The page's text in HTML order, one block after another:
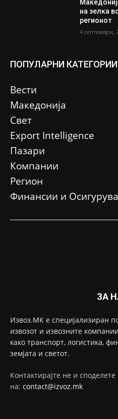
на зелка
регионот
4 септември,
ПОПУЛАРНИ КАТЕГОРИИ
Вести
Македонија
Свет
Еxport Intelligence
Пазари
Компании
Регион
Финансии и
ЗА
Извоз.МК е специјализиран
извозот и извозните
како транспорт, логистика,
земјата и светот.
Контактирајте не и
на: contact@izvoz.mk